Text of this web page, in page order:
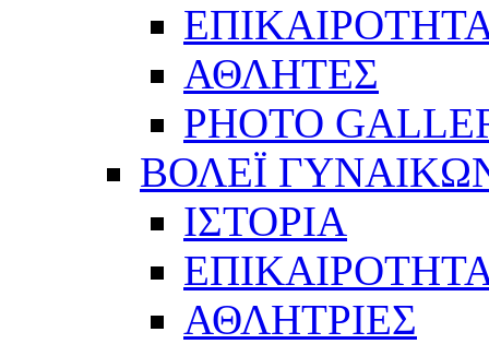
ΑΘΛΗΤΕΣ
PHOTO
ΒΟΛΕΪ
ΙΣΤΟΡΙΑ
ΑΘΛΗΤΡΙΕΣ